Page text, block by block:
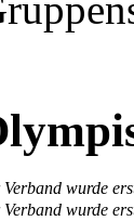
wurde
wurde